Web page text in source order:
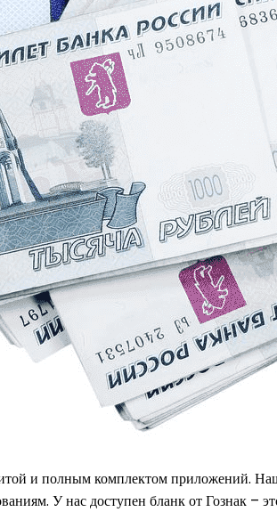
и полным комплектом приложений.
У нас доступен бланк от Гознак